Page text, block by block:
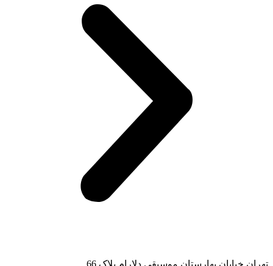
تهران خیابان بهارستان موسیقی دلارام پلاک 66